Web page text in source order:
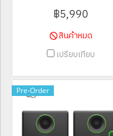
฿5,990
สินค้าหมด
เปรียบเทียบ
Pre-Order